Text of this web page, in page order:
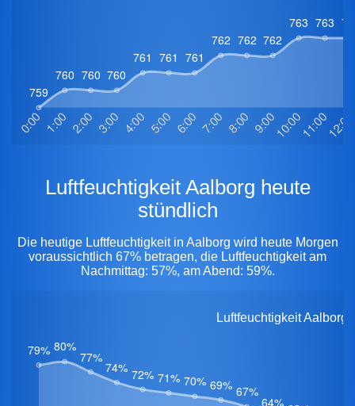
Luftfeuchtigkeit Aalborg heute
stündlich
Die heutige Luftfeuchtigkeit in Aalborg wird heute Morgen
voraussichtlich 67% betragen, die Luftfeuchtigkeit am
Nachmittag: 57%, am Abend: 59%.
Luftfeuchtigkeit Aalborg